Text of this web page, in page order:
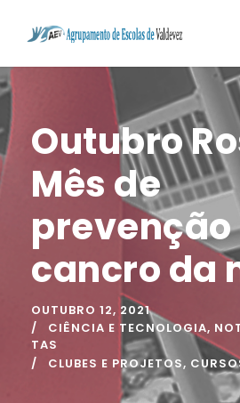
Outubro
Mês de
prevenção
cancro da
OUTUBRO 12, 2021
CIÊNCIA E TECNOLOGIA,
TAS
CLUBES E PROJETOS,